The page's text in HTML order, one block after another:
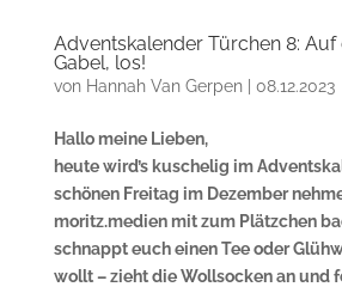
Adventskalender Türchen 8: Auf
Gabel, los!
von Hannah Van Gerpen| 08.12.2023
Hallo meine Lieben,
heute wird’s kuschelig im
schönen Freitag im Dezember
moritz.medien mit zum Plätzchen
schnappt euch einen Tee oder
wollt – zieht die Wollsocken an und